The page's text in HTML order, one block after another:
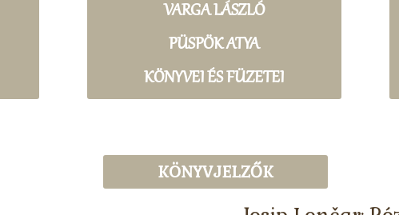
VARGA LÁSZLÓ
PÜSPÖK ATYA
KÖNYVEI ÉS FÜZETEI
KÖNYVJELZŐK